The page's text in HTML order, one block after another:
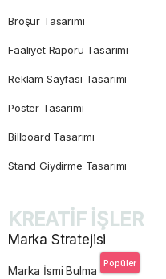
Broşür Tasarımı
Faaliyet Raporu Tasarımı
Reklam Sayfası Tasarımı
Poster Tasarımı
Billboard Tasarımı
Stand Giydirme Tasarımı
KREATİF İŞLER
Marka Stratejisi
Marka İsmi Bulma
Popüler